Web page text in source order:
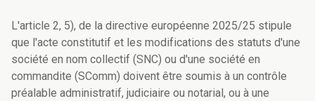
L'article 2, 5), de la directive européenne 2025/25 stipule
que l'acte constitutif et les modifications des statuts d'une
société en nom collectif (SNC) ou d'une société en
commandite (SComm) doivent être soumis à un contrôle
préalable administratif, judiciaire ou notarial, ou à une